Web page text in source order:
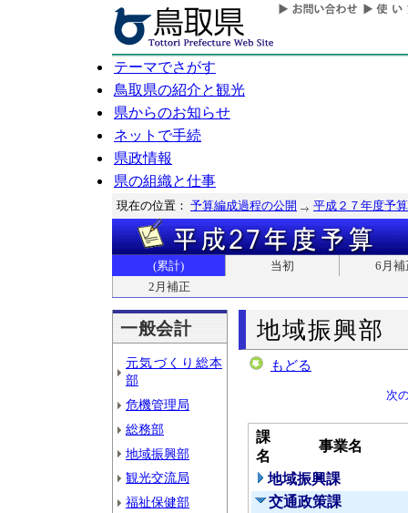
テーマでさがす
鳥取県の紹介と観光
県からのお知らせ
ネットで手続
県政情報
県の組織と仕事
現在の位置： 予算編成過程の公開 平成２７年度予算
(累計) 当初
6月補
2月補正
一般会計
元気づくり総本
部
危機管理局
総務部
地域振興部
観光交流局
福祉保健部
地域振興部
もどる
次
課
名
事業名
地域振興課
交通政策課